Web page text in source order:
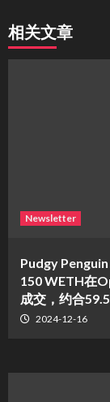
相关文章
Newsletter
Pudgy
150 WETH在
成交，约合
2024-12-16